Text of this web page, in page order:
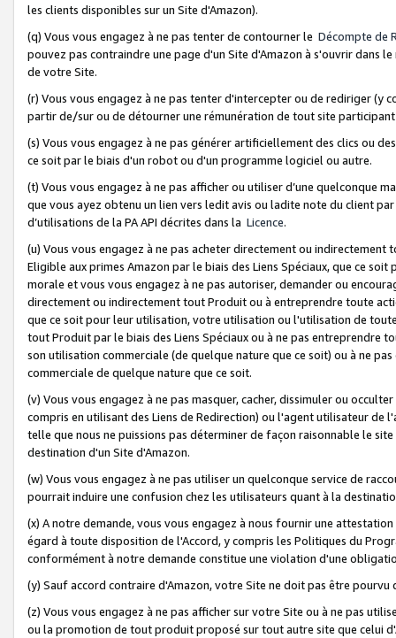
les clients disponibles sur un Site d'Amazon).
(q) Vous vous engagez à ne pas tenter de contourner le Décompte de
pouvez pas contraindre une page d'un Site d'Amazon à s'ouvrir dans
de votre Site.
(r) Vous vous engagez à ne pas tenter d'intercepter ou de rediriger
partir de/sur ou de détourner une rémunération de tout site
(s) Vous vous engagez à ne pas générer artificiellement des clics ou
ce soit par le biais d'un robot ou d'un programme logiciel ou autre.
(t) Vous vous engagez à ne pas afficher ou utiliser d’une quelconque
que vous ayez obtenu un lien vers ledit avis ou ladite note du client
d’utilisations de la PA API décrites dans la Licence.
(u) Vous vous engagez à ne pas acheter directement ou
Eligible aux primes Amazon par le biais des Liens Spéciaux, que ce
morale et vous vous engagez à ne pas autoriser, demander ou
directement ou indirectement tout Produit ou à entreprendre toute
que ce soit pour leur utilisation, votre utilisation ou l'utilisation de
tout Produit par le biais des Liens Spéciaux ou à ne pas entreprendre
son utilisation commerciale (de quelque nature que ce soit) ou à ne
commerciale de quelque nature que ce soit.
(v) Vous vous engagez à ne pas masquer, cacher, dissimuler ou
compris en utilisant des Liens de Redirection) ou l'agent utilisateur
telle que nous ne puissions pas déterminer de façon raisonnable le
destination d'un Site d'Amazon.
(w) Vous vous engagez à ne pas utiliser un quelconque service de
pourrait induire une confusion chez les utilisateurs quant à la
(x) A notre demande, vous vous engagez à nous fournir une
égard à toute disposition de l'Accord, y compris les Politiques du
conformément à notre demande constitue une violation d'une
(y) Sauf accord contraire d'Amazon, votre Site ne doit pas être
(z) Vous vous engagez à ne pas afficher sur votre Site ou à ne pas
ou la promotion de tout produit proposé sur tout autre site que celui